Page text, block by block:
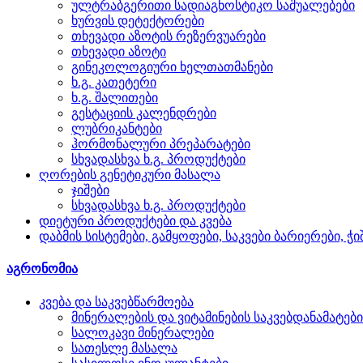
ულტრაბგერითი სადიაგნოსტიკო საშუალებები
ხურვის დეტექტორები
თხევადი აზოტის რეზერვუარები
თხევადი აზოტი
გინეკოლოგიური ხელთათმანები
ხ.გ. კათეტერი
ხ.გ. შალითები
გესტაციის კალენდრები
ლუბრიკანტები
ჰორმონალური პრეპარატები
სხვადასხვა ხ.გ. პროდუქტები
ღორების გენეტიკური მასალა
ჯიშები
სხვადასხვა ხ.გ. პროდუქტები
დიეტური პროდუქტები და კვება
დაბმის სისტემები, გამყოფები, საკვები ბარიერები,
აგრონომია
კვება და საკვებწარმოება
მინერალების და ვიტამინების საკვებდანამატები
სალოკავი მინერალები
სათესლე მასალა